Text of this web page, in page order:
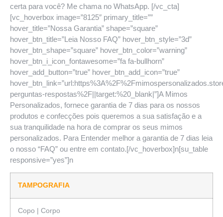
certa para você? Me chama no WhatsApp. [/vc_cta]
[vc_hoverbox image=”8125″ primary_title=””
hover_title=”Nossa Garantia” shape=”square”
hover_btn_title=”Leia Nosso FAQ” hover_btn_style=”3d”
hover_btn_shape=”square” hover_btn_color=”warning”
hover_btn_i_icon_fontawesome=”fa fa-bullhorn”
hover_add_button=”true” hover_btn_add_icon=”true”
perguntas-respostas%2F||target:%20_blank|”]A Mimos
Personalizados, fornece garantia de 7 dias para os nossos
produtos e confecções pois queremos a sua satisfação e a
sua tranquilidade na hora de comprar os seus mimos
personalizados. Para Entender melhor a garantia de 7 dias leia
o nosso “FAQ” ou entre em contato.[/vc_hoverbox]n[su_table
responsive=”yes”]n
TAMPOGRAFIA
Copo | Corpo